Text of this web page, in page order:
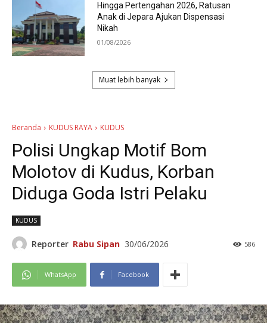
Hingga Pertengahan 2026, Ratusan
Anak di Jepara Ajukan Dispensasi
Nikah
01/08/2026
Muat lebih banyak